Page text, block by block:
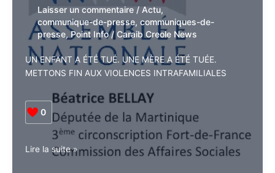
Laisser un commentaire / Actu,
communique-de-presse, communiques-
de-presse,Point Info/Caraib Creole
News
UN ENFANT A ÉTÉ TUÉ. UNE MÈRE A ÉTÉ TUÉE.
0
Lire la suite »